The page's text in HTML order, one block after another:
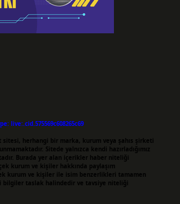
live:.cid.575569c608265c69
sitesi, herhangi bir marka, kurum veya şahıs şirketi
Sitede yalnızca kendi hazırladığımız
Burada yer alan içerikler haber niteliği
kurum ve kişiler hakkında paylaşım
kurum ve kişiler ile isim benzerlikleri tamamen
bilgiler taslak halindedir ve tavsiye niteliği